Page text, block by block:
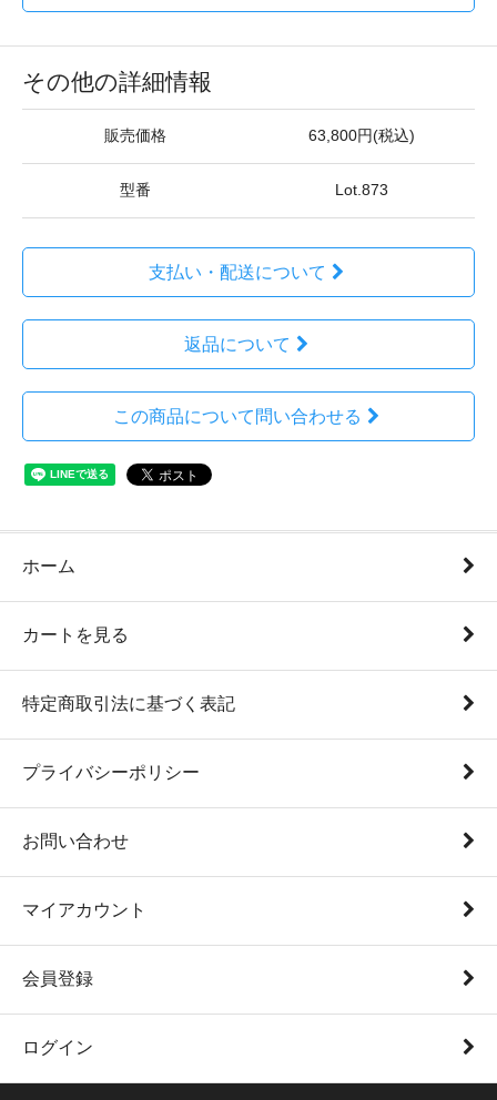
その他の詳細情報
販売価格 63,800円(税込)
型番 Lot.873
支払い・配送について
返品について
この商品について問い合わせる
ホーム
カートを見る
特定商取引法に基づく表記
プライバシーポリシー
お問い合わせ
マイアカウント
会員登録
ログイン